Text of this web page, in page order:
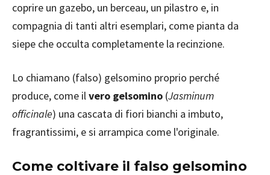
coprire un gazebo, un berceau, un pilastro e, in
compagnia di tanti altri esemplari, come pianta da
siepe che occulta completamente la recinzione.
Lo chiamano (falso) gelsomino proprio perché
produce, come ilvero gelsomino (Jasminum
officinale) una cascata di fiori bianchi a imbuto,
fragrantissimi, e si arrampica come l'originale.
Come coltivare il falso gelsomino